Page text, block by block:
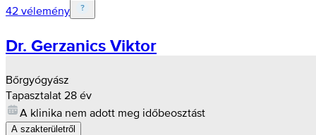
42 vélemény
Dr. Gerzanics Viktor
Bőrgyógyász
Tapasztalat 28 év
A klinika nem adott meg időbeosztást
A szakterületről